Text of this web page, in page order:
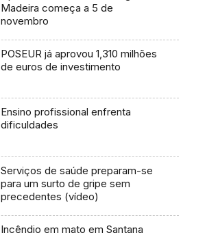
Madeira começa a 5 de
novembro
POSEUR já aprovou 1,310 milhões
de euros de investimento
Ensino profissional enfrenta
dificuldades
Serviços de saúde preparam-se
para um surto de gripe sem
precedentes (vídeo)
Incêndio em mato em Santana